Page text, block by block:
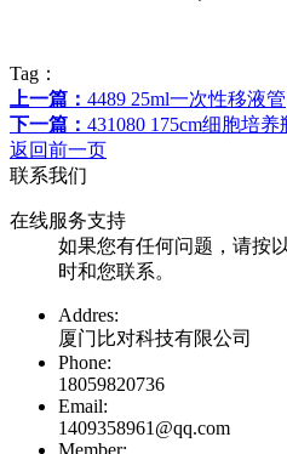
Tag：
上一篇： 4489 25ml一次性移液管
下一篇： 431080 175cm细胞培
返回前一页
联系我们
在线服务支持
如果您有任何问题，请按
时和您联系。
Addres:
厦门比对科技有限公司
Phone:
18059820736
Email:
1409358961@qq.com
Member: